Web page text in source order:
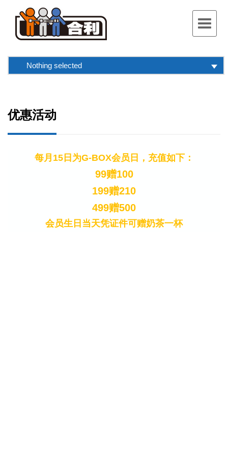
Toggle
Nothing selected
优惠活动
每月15日为G-BOX会员日，充值如下：
99赠100
199赠210
499赠500
会员生日当天凭证件可赠奶茶一杯